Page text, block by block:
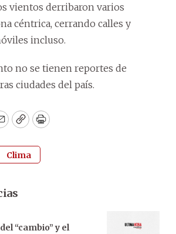
vientos derribaron varios
céntrica, cerrando calles y
incluso.
no se tienen reportes de
ciudades del país.
CopyPrint
Clima
“cambio” y el